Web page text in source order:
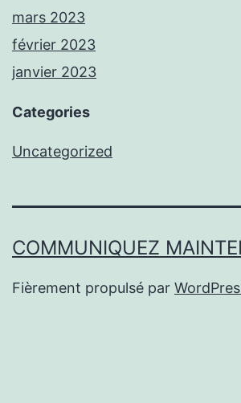
mars 2023
février 2023
janvier 2023
Categories
Uncategorized
COMMUNIQUEZ
Fièrement propulsé par